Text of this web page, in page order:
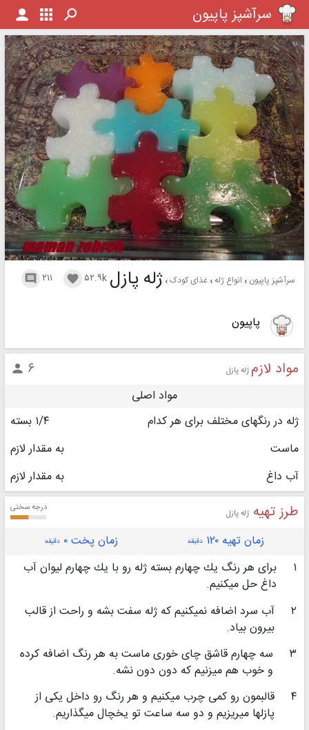
سرآشپز پاپیون
سرآشپز پاپیون انواع ژله غذای کودک ژله پازل ۲۱۱  ۵۲.۹k 
پاپیون
مواد لازم ژله پازل ۶ 
مواد اصلی
ژله در رنگهای مختلف برای هر کدام
۱/۴ بسته
ماست‏
به مقدار لازم
آب داغ
به مقدار لازم
طرز تهیه ژله پازل درجه سختی
زمان تهیه ۱۲۰ دقیقه زمان پخت ۰ دقیقه
۱
برای هر رنگ یك چهارم بسته ژله رو با یك چهارم لیوان آب
داغ حل میكنیم.
۲
آب سرد اضافه نمیكنیم كه ژله سفت بشه و راحت از قالب
بیرون بیاد.
۳
سه چهارم قاشق چای خوری ماست به هر رنگ اضافه كرده
و خوب هم میزنیم كه دون دون نشه.
۴
قالبمون رو كمی چرب میكنیم و هر رنگ رو داخل یكی از
پازلها میریزیم و دو سه ساعت تو یخچال میگذاریم.